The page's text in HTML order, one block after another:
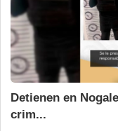
Detienen en
crim...